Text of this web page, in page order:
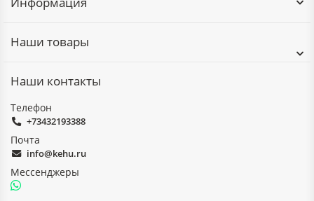
сохранение формы в процессе эксплуатации;
удобство механической обработки;
легко поддаётся плоттерной резке без деформации
устойчивость к статическим и динамическим
широкий выбор толщин (от долей мм до нескольких
мм);
Основные сферы применения
электротехническая промышленность (изоляция
Наши товары
Наши контакты
Телефон
+73432193388
Почта
info@kehu.ru
Мессенджеры